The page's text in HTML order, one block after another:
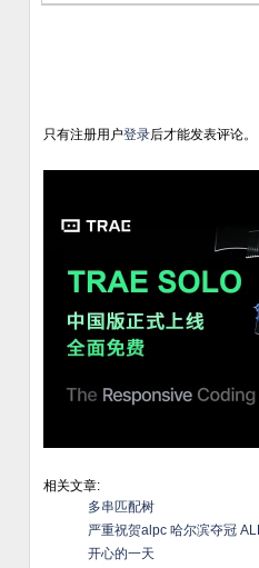
只有注册用户登录后才能发表评论。
相关文章:
多串匹配树
严重祝贺alpc 哈尔滨夺冠
开心的一天